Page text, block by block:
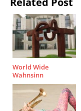
World Wide
Wahnsinn